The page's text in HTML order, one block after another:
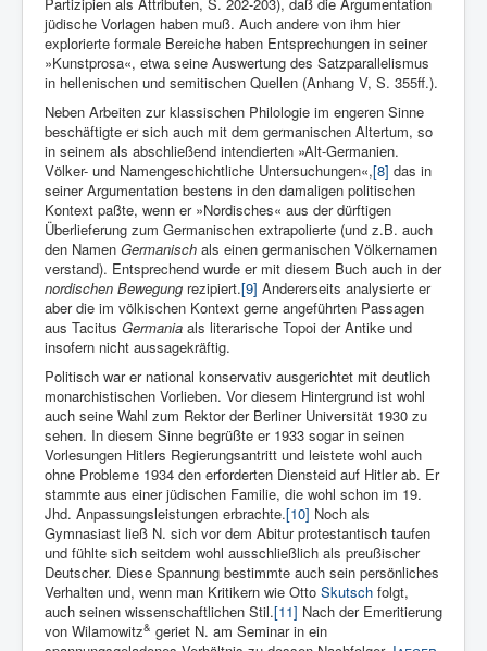
jüdische Vorlagen haben muß. Auch andere von ihm hier
explorierte formale Bereiche haben Entsprechungen in seiner
»Kunstprosa«, etwa seine Auswertung des Satzparallelismus
in hellenischen und semitischen Quellen (Anhang V, S. 355ff.).
Neben Arbeiten zur klassischen Philologie im engeren Sinne
beschäftigte er sich auch mit dem germanischen Altertum, so
in seinem als abschließend intendierten »Alt-Germanien.
Völker- und Namengeschichtliche Untersuchungen«,[8] das in
seiner Argumentation bestens in den damaligen politischen
Kontext paßte, wenn er »Nordisches« aus der dürftigen
Überlieferung zum Germanischen extrapolierte (und z.B. auch
den Namen Germanisch als einen germanischen Völkernamen
verstand). Entsprechend wurde er mit diesem Buch auch in der
nordischen Bewegung rezipiert.[9] Andererseits analysierte er
aber die im völkischen Kontext gerne angeführten Passagen
aus Tacitus Germania als literarische Topoi der Antike und
insofern nicht aussagekräftig.
Politisch war er national konservativ ausgerichtet mit deutlich
monarchistischen Vorlieben. Vor diesem Hintergrund ist wohl
auch seine Wahl zum Rektor der Berliner Universität 1930 zu
sehen. In diesem Sinne begrüßte er 1933 sogar in seinen
Vorlesungen Hitlers Regierungsantritt und leistete wohl auch
ohne Probleme 1934 den erforderten Diensteid auf Hitler ab. Er
stammte aus einer jüdischen Familie, die wohl schon im 19.
Jhd. Anpassungsleistungen erbrachte.[10] Noch als
Gymnasiast ließ N. sich vor dem Abitur protestantisch taufen
und fühlte sich seitdem wohl ausschließlich als preußischer
Deutscher. Diese Spannung bestimmte auch sein persönliches
Verhalten und, wenn man Kritikern wie Otto Skutsch folgt,
auch seinen wissenschaftlichen Stil.[11] Nach der Emeritierung
von Wilamowitz& geriet N. am Seminar in ein